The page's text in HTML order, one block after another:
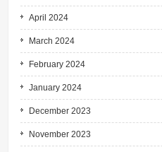
April 2024
March 2024
February 2024
January 2024
December 2023
November 2023